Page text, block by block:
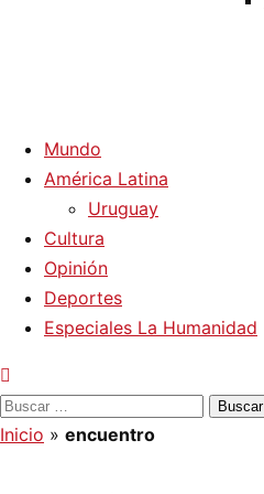
Mundo
América Latina
Uruguay
Cultura
Opinión
Deportes
Especiales La Humanidad
Buscar:
Inicio » encuentro